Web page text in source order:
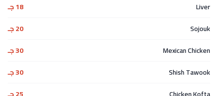
Liver
18 جـ
Sojouk
20 جـ
Mexican Chicken
30 جـ
Shish Tawook
30 جـ